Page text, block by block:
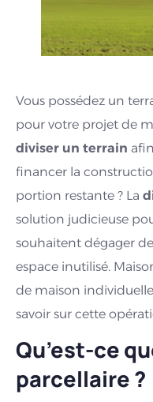
Vous possédez un
pour votre projet de
diviser un terrain
financer la
portion restante ? La
solution judicieuse
souhaitent dégager
espace inutilisé.
de maison
savoir sur cette
Qu’est-ce
parcellaire ?